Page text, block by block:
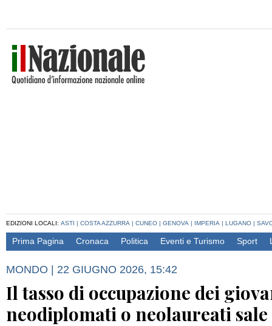
EDIZIONI LOCALI: ASTI | COSTA AZZURRA | CUNEO | GENOVA | IMPERIA | LUGANO |
Prima Pagina Cronaca Politica Eventi e Turismo Sport
MONDO | 22 GIUGNO 2026, 15:42
Il tasso di occupazione dei
neodiplomati o neolaureati sale